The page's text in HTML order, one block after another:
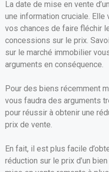
La date de mise en vente
une information cruciale.
vos chances de faire fléchir
concessions sur le prix.
sur le marché immobilier
arguments en conséquence.
Pour des biens récemment
vous faudra des arguments
pour réussir à obtenir une
prix de vente.
En fait, il est plus facile
réduction sur le prix d’un